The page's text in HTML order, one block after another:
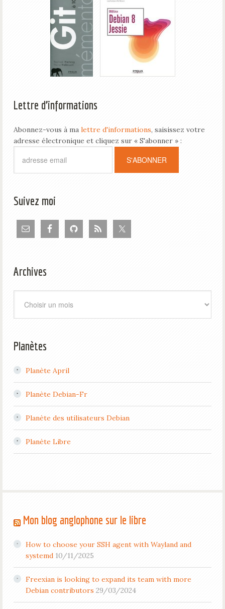
Lettre d’informations
Abonnez-vous à ma lettre d'informations, saisissez votre
adresse électronique et cliquez sur « S'abonner » :
Suivez moi
Archives
Planètes
Planète April
Planète Debian-Fr
Planète des utilisateurs Debian
Planète Libre
Mon blog anglophone sur le libre
How to choose your SSH agent with Wayland and
systemd 10/11/2025
Freexian is looking to expand its team with more
Debian contributors 29/03/2024